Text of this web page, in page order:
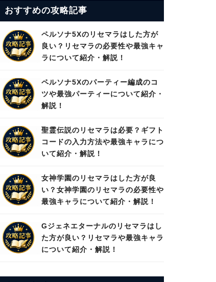
おすすめの攻略記事
ペルソナ5Xのリセマラはした方が
良い？リセマラの必要性や最強キャ
ラについて紹介・解説！
ペルソナ5Xのパーティー編成のコ
ツや最強パーティーについて紹介・
解説！
聖霊伝説のリセマラは必要？ギフト
コードの入力方法や最強キャラにつ
いて紹介・解説！
女神学園のリセマラはした方が良
い？女神学園のリセマラの必要性や
最強キャラについて紹介・解説！
Gジェネエターナルのリセマラはし
た方が良い？リセマラや最強キャラ
について紹介・解説！